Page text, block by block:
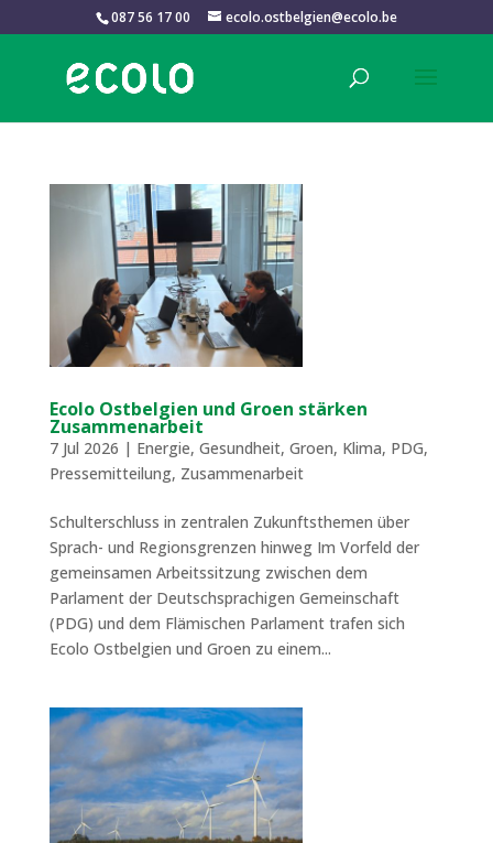
087 56 17 00 ecolo.ostbelgien@ecolo.be
Ecolo Ostbelgien und Groen stärken
Zusammenarbeit
7 Jul 2026 | Energie, Gesundheit, Groen, Klima, PDG,
Pressemitteilung, Zusammenarbeit
Schulterschluss in zentralen Zukunftsthemen über
Sprach- und Regionsgrenzen hinweg Im Vorfeld der
gemeinsamen Arbeitssitzung zwischen dem
Parlament der Deutschsprachigen Gemeinschaft
(PDG) und dem Flämischen Parlament trafen sich
Ecolo Ostbelgien und Groen zu einem...